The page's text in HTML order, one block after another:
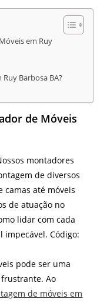
em Ruy
Barbosa BA?
de Móveis
montadores
de diversos
camas até móveis
de atuação no
lidar com cada
Código:
pode ser uma
Ao
de móveis em